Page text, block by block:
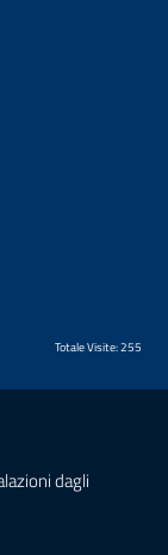
Totale Visite: 255
dagli